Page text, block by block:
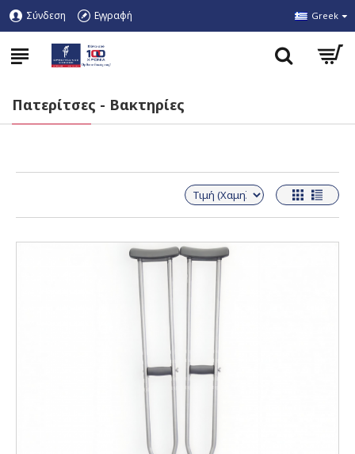
Σύνδεση Εγγραφή Greek
Πατερίτσες - Βακτηρίες